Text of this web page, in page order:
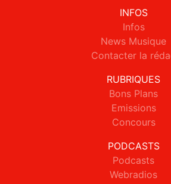
INFOS
Infos
News Musique
Contacter la
RUBRIQUES
Bons Plans
Emissions
Concours
PODCASTS
Podcasts
Webradios